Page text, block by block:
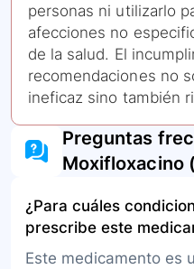
personas ni utilizarlo
afecciones no
de la salud. El
recomendaciones no
ineficaz sino también
Preguntas
Moxifloxacino
¿Para cuáles
prescribe este
Este medicamento es